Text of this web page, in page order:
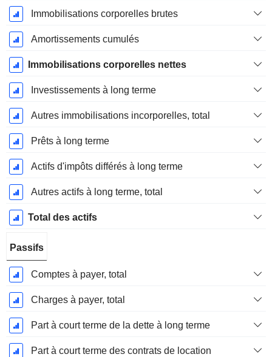
Immobilisations corporelles brutes
Amortissements cumulés
Immobilisations corporelles nettes
Investissements à long terme
Autres immobilisations incorporelles, total
Prêts à long terme
Actifs d'impôts différés à long terme
Autres actifs à long terme, total
Total des actifs
Passifs
Comptes à payer, total
Charges à payer, total
Part à court terme de la dette à long terme
Part à court terme des contrats de location